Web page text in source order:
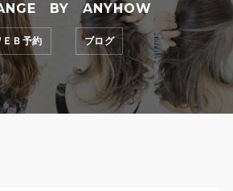
BY ANYHOW
ＥＢ予約 ブログ